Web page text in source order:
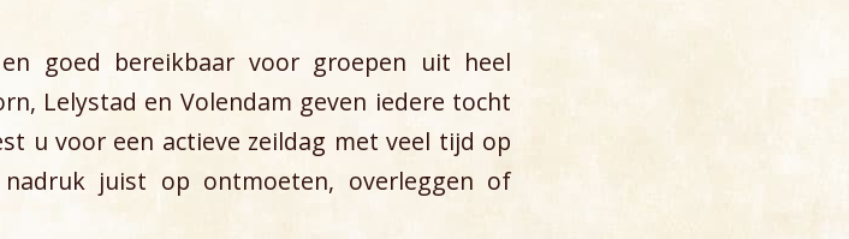
goed bereikbaar voor groepen uit heel
Lelystad en Volendam geven iedere tocht
u voor een actieve zeildag met veel tijd op
juist op ontmoeten, overleggen of